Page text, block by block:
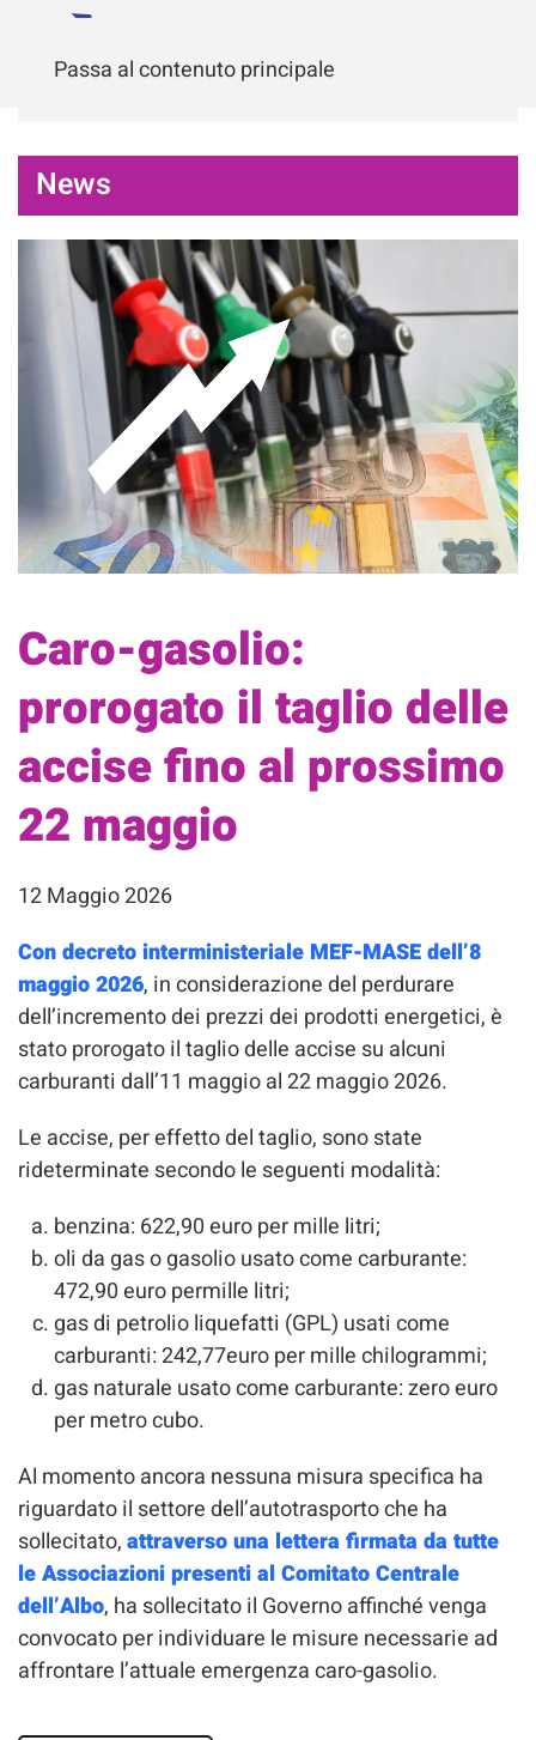
Passa al contenuto principale
News
Caro-gasolio:
prorogato il taglio delle
accise fino al prossimo
22 maggio
12 Maggio 2026
Con decreto interministeriale MEF-MASE dell’8
maggio 2026, in considerazione del perdurare
dell’incremento dei prezzi dei prodotti energetici, è
stato prorogato il taglio delle accise su alcuni
carburanti dall’11 maggio al 22 maggio 2026.
Le accise, per effetto del taglio, sono state
rideterminate secondo le seguenti modalità:
benzina: 622,90 euro per mille litri;
oli da gas o gasolio usato come carburante:
472,90 euro permille litri;
gas di petrolio liquefatti (GPL) usati come
carburanti: 242,77euro per mille chilogrammi;
gas naturale usato come carburante: zero euro
per metro cubo.
Al momento ancora nessuna misura specifica ha
riguardato il settore dell’autotrasporto che ha
sollecitato,attraverso una lettera firmata da tutte
le Associazioni presenti al Comitato Centrale
dell’Albo, ha sollecitato il Governo affinché venga
convocato per individuare le misure necessarie ad
affrontare l’attuale emergenza caro-gasolio.